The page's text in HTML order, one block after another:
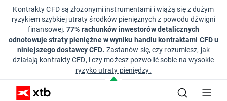
Kontrakty CFD są złożonymi instrumentami i wiążą się z dużym
ryzykiem szybkiej utraty środków pieniężnych z powodu dźwigni
finansowej.77% rachunków inwestorów detalicznych
odnotowuje straty pieniężne w wyniku handlu kontraktami CFD u
niniejszego dostawcy CFD. Zastanów się, czy rozumiesz, jak
działają kontrakty CFD, i czy możesz pozwolić sobie na wysokie
ryzyko utraty pieniędzy.